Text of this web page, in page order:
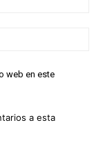
web en este
a esta